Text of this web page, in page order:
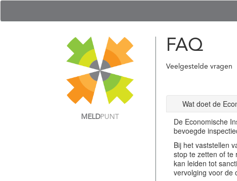
MELDPUNT
FAQ
Veelgestelde vragen
Wat doet de
De Economische
bevoegde
Bij het vaststellen
stop te zetten of te
kan leiden tot
vervolging voor de